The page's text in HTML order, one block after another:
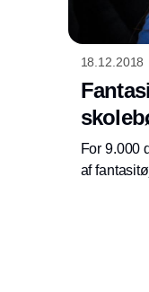
18.12.2018
For 9.000
af